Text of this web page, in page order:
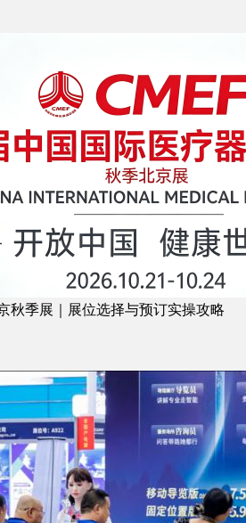
秋季展｜展位选择与预订实操攻略